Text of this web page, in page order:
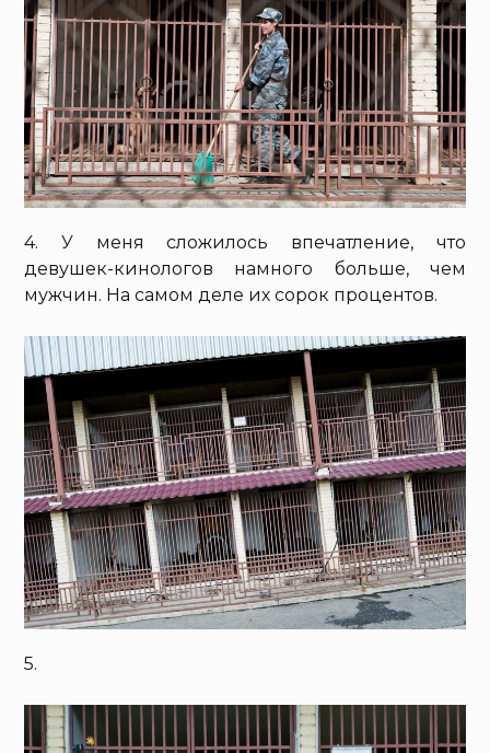
4. У меня сложилось впечатление, что
девушек-кинологов намного больше, чем
мужчин. На самом деле их сорок процентов.
5.